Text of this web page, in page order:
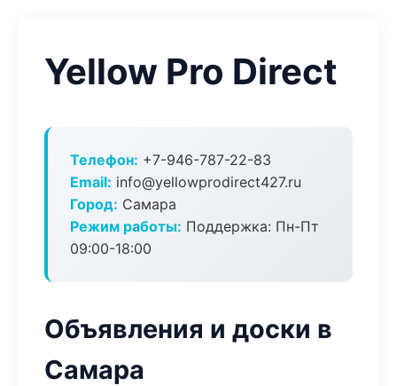
Yellow Pro Direct
Телефон: +7-946-787-22-83
Email: info@yellowprodirect427.ru
Город: Самара
Режим работы: Поддержка: Пн-Пт
09:00-18:00
Объявления и доски в
Самара